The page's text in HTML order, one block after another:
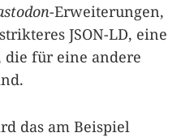
-Erweiterungen,
JSON-LD, eine
für eine andere
das am Beispiel